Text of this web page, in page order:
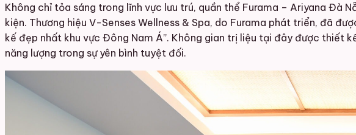
Không chỉ tỏa sáng trong lĩnh vực lưu trú, quần thể Furama – Ariyana Đà
kiện. Thương hiệu V-Senses Wellness & Spa, do Furama phát triển, đã
kế đẹp nhất khu vực Đông Nam Á”. Không gian trị liệu tại đây được thiết
năng lượng trong sự yên bình tuyệt đối.